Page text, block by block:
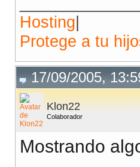
Hosting|
Protege a tu
17/09/2005,
Klon22
Colaborador
Mostrando